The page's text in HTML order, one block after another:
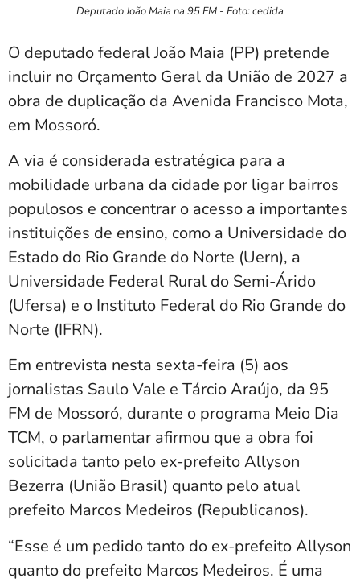
Deputado João Maia na 95 FM - Foto: cedida
O deputado federalJoão Maia (PP) pretende
incluir no Orçamento Geral da União de 2027 a
obra de duplicação da Avenida Francisco Mota,
em Mossoró.
A via é considerada estratégica para a
mobilidade urbana da cidade por ligar bairros
populosos e concentrar o acesso a importantes
instituições de ensino, como a Universidade do
Estado do Rio Grande do Norte (Uern), a
Universidade Federal Rural do Semi-Árido
(Ufersa) e o Instituto Federal do Rio Grande do
Norte (IFRN).
Em entrevista nesta sexta-feira (5) aos
jornalistas Saulo Vale e Tárcio Araújo, da 95
FM de Mossoró, durante o programa Meio Dia
TCM, o parlamentar afirmou que a obra foi
solicitada tanto pelo ex-prefeito Allyson
Bezerra (União Brasil) quanto pelo atual
prefeito Marcos Medeiros (Republicanos).
“Esse é um pedido tanto do ex-prefeito Allyson
quanto do prefeito Marcos Medeiros. É uma